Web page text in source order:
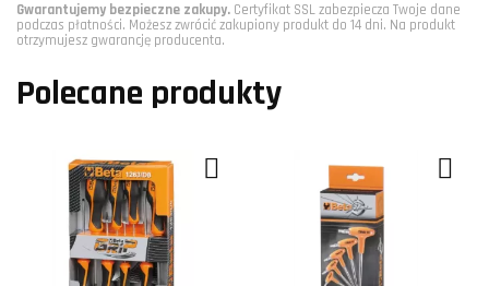
Gwarantujemy bezpieczne zakupy. Certyfikat SSL zabezpiecza Twoje dane
podczas płatności. Możesz zwrócić zakupiony produkt do 14 dni. Na produkt
otrzymujesz gwarancję producenta.
Polecane produkty